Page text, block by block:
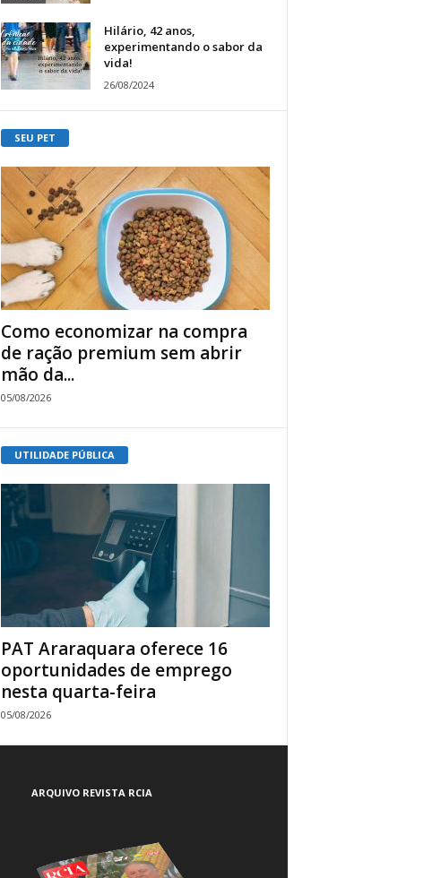
Hilário, 42 anos,
experimentando o sabor da
vida!
26/08/2024
SEU PET
Como economizar na compra
de ração premium sem abrir
mão da...
05/08/2026
UTILIDADE PÚBLICA
PAT Araraquara oferece 16
oportunidades de emprego
nesta quarta-feira
05/08/2026
ARQUIVO REVISTA RCIA